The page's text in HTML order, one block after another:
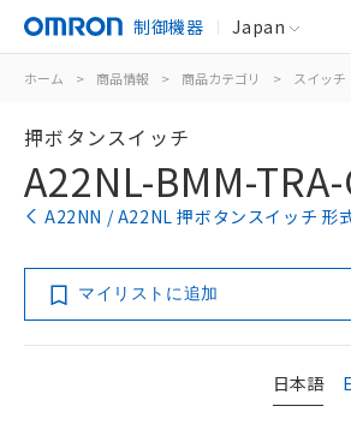
制御機器 Japan
ホーム > 商品情報 > 商品カテゴリ > スイッチ
押ボタンスイッチ
A22NL-BMM-
A22NN / A22NL 押ボタンスイッチ 形
マイリストに追加
日本語